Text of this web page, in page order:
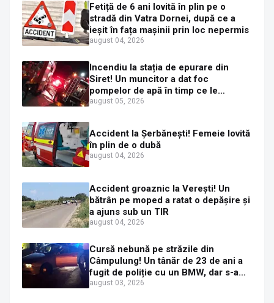
Fetiță de 6 ani lovită în plin pe o
stradă din Vatra Dornei, după ce a
ieșit în fața mașinii prin loc nepermis
august 04, 2026
Incendiu la stația de epurare din
Siret! Un muncitor a dat foc
pompelor de apă în timp ce le
alimenta cu combustibil
august 05, 2026
Accident la Șerbănești! Femeie lovită
în plin de o dubă
august 04, 2026
Accident groaznic la Verești! Un
bătrân pe moped a ratat o depășire și
a ajuns sub un TIR
august 04, 2026
Cursă nebună pe străzile din
Câmpulung! Un tânăr de 23 de ani a
fugit de poliție cu un BMW, dar s-a
oprit într-un gard de pe strada
august 03, 2026